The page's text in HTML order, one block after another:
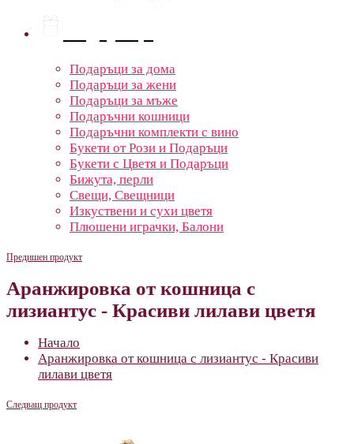
Подаръци за дома
Подаръци за жени
Подаръци за мъже
Подаръчни кошници
Подаръчни комплекти с вино
Букети от Рози и Подаръци
Букети с Цветя и Подаръци
Бижута, перли
Свещи, Свещници
Изкуствени и сухи цветя
Плюшени играчки, Балони
Предишен продукт
Аранжировка от кошница с
лизиантус - Красиви лилави цветя
Начало
Аранжировка от кошница с лизиантус - Красиви
лилави цветя
Следващ продукт